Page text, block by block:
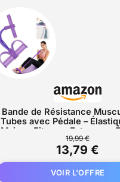
Bande de Résistance
Tubes avec Pédale –
Maison Fitness, Extenseur
avec Poignées
Abdominaux et Entraînement
(Violet, 6 Tubes)
19,99 €
13,79 €